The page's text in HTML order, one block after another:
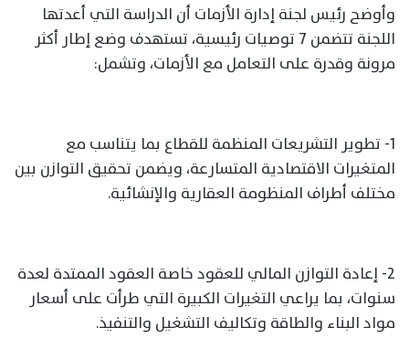
وأوضح رئيس لجنة إدارة الأزمات أن الدراسة التي أعدتها
اللجنة تتضمن 7 توصيات رئيسية، تستهدف وضع إطار أكثر
مرونة وقدرة على التعامل مع الأزمات، وتشمل:
1- تطوير التشريعات المنظمة للقطاع بما يتناسب مع
المتغيرات الاقتصادية المتسارعة، ويضمن تحقيق التوازن بين
مختلف أطراف المنظومة العقارية والإنشائية.
2- إعادة التوازن المالي للعقود خاصة العقود الممتدة لعدة
سنوات، بما يراعي التغيرات الكبيرة التي طرأت على أسعار
مواد البناء والطاقة وتكاليف التشغيل والتنفيذ.